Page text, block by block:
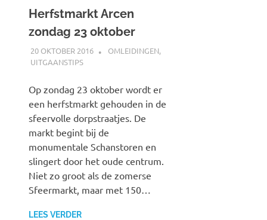
Herfstmarkt Arcen
zondag 23 oktober
20 OKTOBER 2016 JOHAN
OMLEIDINGEN,
UITGAANSTIPS
Op zondag 23 oktober wordt er
een herfstmarkt gehouden in de
sfeervolle dorpstraatjes. De
markt begint bij de
monumentale Schanstoren en
slingert door het oude centrum.
Niet zo groot als de zomerse
Sfeermarkt, maar met 150…
LEES VERDER